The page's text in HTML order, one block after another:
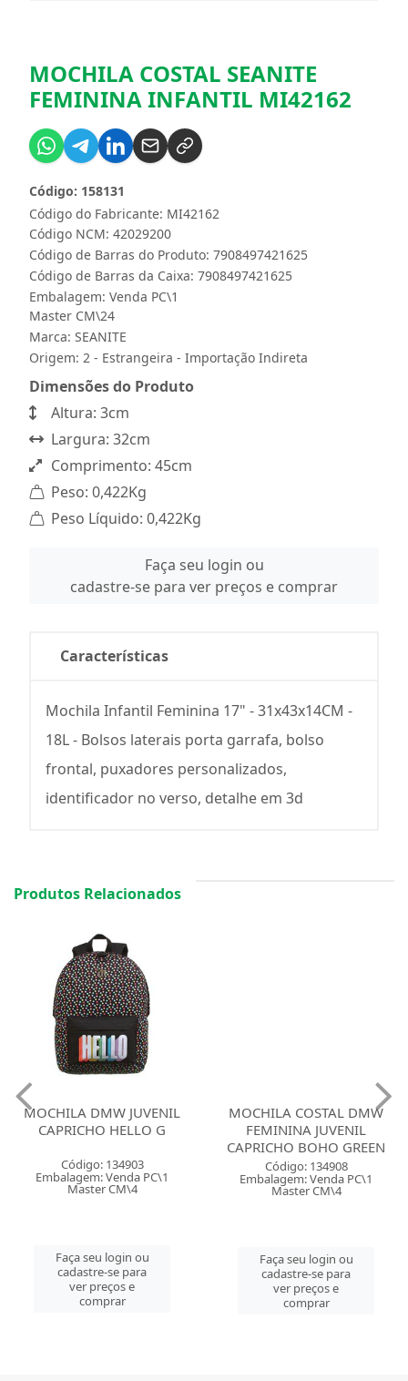
MOCHILA COSTAL SEANITE
FEMININA INFANTIL MI42162
Código do Fabricante: MI42162
Código: 158131
Código NCM: 42029200
Código de Barras do Produto: 7908497421625
Código de Barras da Caixa: 7908497421625
Embalagem: Venda PC\1
Master CM\24
Marca: SEANITE
Origem: 2 - Estrangeira - Importação Indireta
Dimensões do Produto
Altura: 3cm
Largura: 32cm
Comprimento: 45cm
Peso: 0,422Kg
Peso Líquido: 0,422Kg
Faça seu login ou
cadastre-se para ver preços e comprar
Características
Mochila Infantil Feminina 17" - 31x43x14CM -
18L - Bolsos laterais porta garrafa, bolso
frontal, puxadores personalizados,
identificador no verso, detalhe em 3d
Produtos Relacionados
MOCHILA DMW JUVENIL
CAPRICHO HELLO G
Código: 134903
Embalagem: Venda PC\1
Master CM\4
Faça seu login ou
cadastre-se para
ver preços e
comprar
MOCHILA COSTAL DMW
FEMININA JUVENIL
CAPRICHO BOHO GREEN
Código: 134908
Embalagem: Venda PC\1
Master CM\4
Faça seu login ou
cadastre-se para
ver preços e
comprar